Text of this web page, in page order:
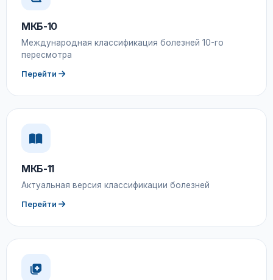
МКБ-10
Международная классификация болезней 10-го
пересмотра
Перейти
МКБ-11
Актуальная версия классификации болезней
Перейти